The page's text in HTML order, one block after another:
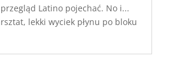
Latino pojechać. No i...
lekki wyciek płynu po bloku